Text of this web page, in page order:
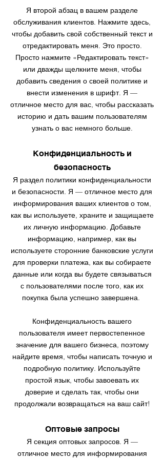
Я второй абзац в вашем разделе
обслуживания клиентов. Нажмите здесь,
чтобы добавить свой собственный текст и
отредактировать меня. Это просто.
Просто нажмите «Редактировать текст»
или дважды щелкните меня, чтобы
добавить сведения о своей политике и
внести изменения в шрифт. Я —
отличное место для вас, чтобы рассказать
историю и дать вашим пользователям
узнать о вас немного больше.
Конфиденциальность и
безопасность
Я раздел политики конфиденциальности
и безопасности. Я — отличное место для
информирования ваших клиентов о том,
как вы используете, храните и защищаете
их личную информацию. Добавьте
информацию, например, как вы
используете сторонние банковские услуги
для проверки платежа, как вы собираете
данные или когда вы будете связываться
с пользователями после того, как их
покупка была успешно завершена.
Конфиденциальность вашего
пользователя имеет первостепенное
значение для вашего бизнеса, поэтому
найдите время, чтобы написать точную и
подробную политику. Используйте
простой язык, чтобы завоевать их
доверие и сделать так, чтобы они
продолжали возвращаться на ваш сайт!
Оптовые запросы
Я секция оптовых запросов. Я —
отличное место для информирования